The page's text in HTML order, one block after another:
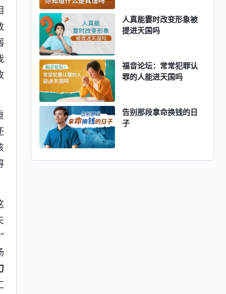
人真能霎时改变形象被
提进天国吗
福音论坛：常常犯罪认
罪的人能进天国吗
告别那段拿命换钱的日
子